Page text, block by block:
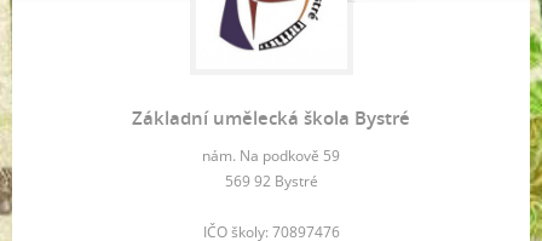
Základní umělecká škola Bystré
nám. Na podkově 59
569 92 Bystré
IČO školy: 70897476